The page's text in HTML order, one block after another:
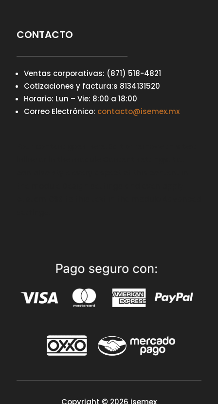
CONTACTO
Ventas corporativas: (871) 518-4821
Cotizaciones y factura:s 8134131520
Horario: Lun – Vie: 8:00 a 18:00
Correo Electrónico: contacto@isemex.mx
Copyright © 2026 isemex